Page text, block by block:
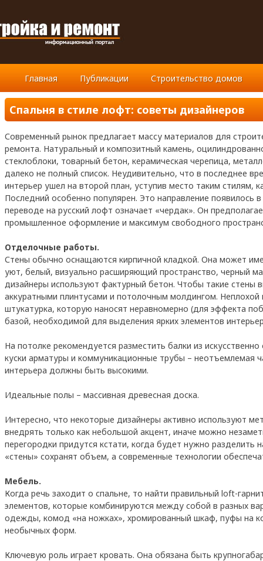
Главная Публикации Строительство домов
Спальня в стиле лофт: советы дизайнеров
Современный рынок предлагает массу материалов для
ремонта. Натуральный и композитный камень,
стеклоблоки, товарный бетон, керамическая черепица,
далеко не полный список. Неудивительно, что в последнее
интерьер ушел на второй план, уступив место таким стилям,
Последний особенно популярен. Это направление появилось
переводе на русский лофт означает «чердак». Он
промышленное оформление и максимум свободного
Отделочные работы.
Стены обычно оснащаются кирпичной кладкой. Она может
уют, белый, визуально расширяющий пространство, черный
дизайнеры используют фактурный бетон. Чтобы такие стены
аккуратными плинтусами и потолочным молдингом. Неплохой
штукатурка, которую наносят неравномерно (для эффекта
базой, необходимой для выделения ярких элементов
На потолке рекомендуется разместить балки из
куски арматуры и коммуникационные трубы – неотъемлемая
интерьера должны быть высокими.
Идеальные полы – массивная древесная доска.
Интересно, что некоторые дизайнеры активно используют
внедрять только как небольшой акцент, иначе можно
перегородки придутся кстати, когда будет нужно
«стены» сохранят объем, а современные технологии
Мебель.
Когда речь заходит о спальне, то найти правильный loft-
элементов, которые комбинируются между собой в разных
одежды, комод «на ножках», хромированный шкаф, пуфы на
необычных форм.
Ключевую роль играет кровать. Она обязана быть